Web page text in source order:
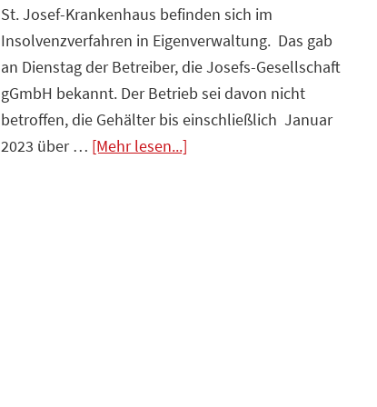
St. Josef-Krankenhaus befinden sich im
Insolvenzverfahren in Eigenverwaltung. Das gab
an Dienstag der Betreiber, die Josefs-Gesellschaft
gGmbH bekannt. Der Betrieb sei davon nicht
betroffen, die Gehälter bis einschließlich Januar
2023 über … [Mehr lesen...]